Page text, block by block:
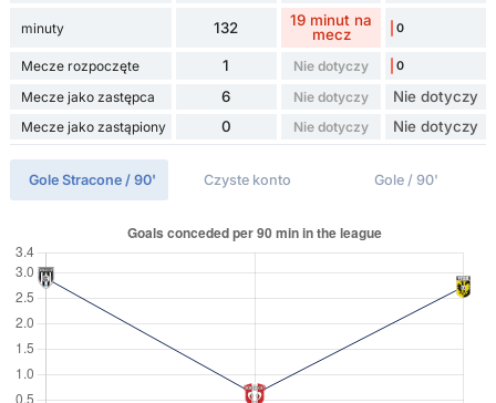
minuty 132
19 minut na
mecz
0
Mecze rozpoczęte 1 Nie dotyczy 0
Mecze jako zastępca 6 Nie dotyczy Nie dotyczy
Mecze jako zastąpiony 0 Nie dotyczy Nie dotyczy
Gole Stracone / 90' Czyste konto Gole / 90'